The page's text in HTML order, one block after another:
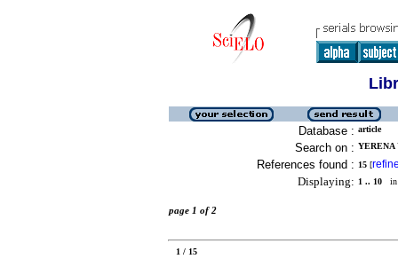
Database : article
Search on :
References found : 15 [
Displaying: 1 .. 10 in
page 1 of 2
1 / 15